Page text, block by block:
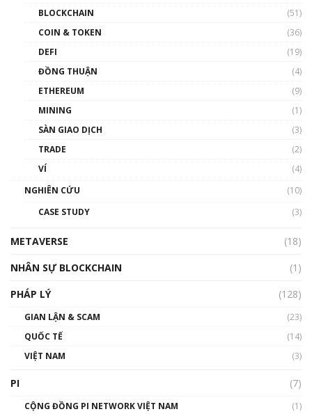
như thể nào?
00:39:31
Phổ cập Blockchain
thống & Crypto qua các cuộc chiến | Phổ cập
01:32:59
gió ấm
BLOCKCHAIN
(51)
COIN & TOKEN
(36)
DEFI
(19)
ĐỒNG THUẬN
(4)
ETHEREUM
(9)
MINING
(1)
SÀN GIAO DỊCH
(3)
TRADE
(2)
VÍ
(4)
NGHIÊN CỨU
(10)
CASE STUDY
(3)
METAVERSE
(18)
NHÂN SỰ BLOCKCHAIN
(1)
PHÁP LÝ
(128)
GIAN LẬN & SCAM
(23)
QUỐC TẾ
(14)
VIỆT NAM
(3)
PI (7)
CỘNG ĐỒNG PI NETWORK VIỆT NAM
(1)